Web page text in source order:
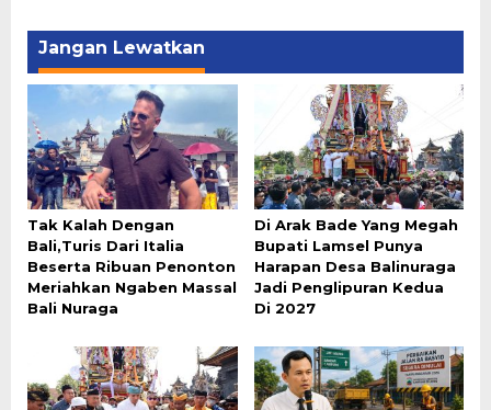
Jangan Lewatkan
Tak Kalah Dengan
Bali,Turis Dari Italia
Beserta Ribuan Penonton
Meriahkan Ngaben Massal
Bali Nuraga
Di Arak Bade Yang Megah
Bupati Lamsel Punya
Harapan Desa Balinuraga
Jadi Penglipuran Kedua
Di 2027